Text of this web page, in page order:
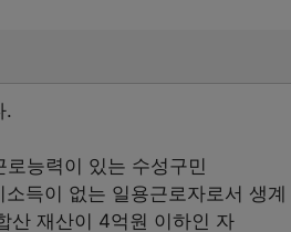
.
능력이 있는 수성구민
득이 없는 일용근로자로서 생
산 재산이 4억원 이하인 자